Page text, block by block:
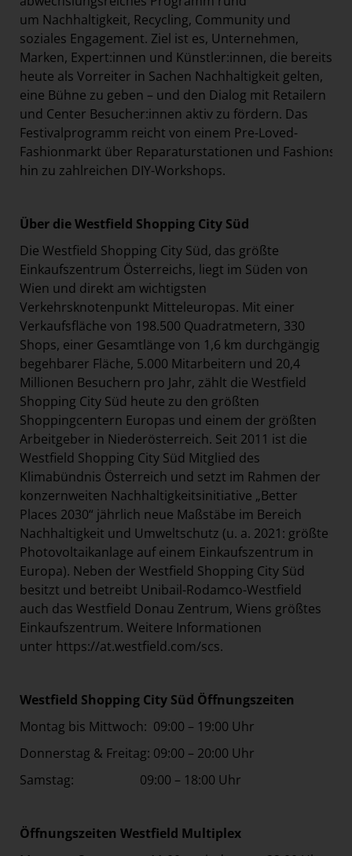
um Nachhaltigkeit, Recycling, Community und
soziales Engagement. Ziel ist es, Unternehmen,
Marken, Expert:innen und Künstler:innen, die bereits
heute als Vorreiter in Sachen Nachhaltigkeit gelten,
eine Bühne zu geben – und den Dialog mit Retailern
und Center Besucher:innen aktiv zu fördern. Das
Festivalprogramm reicht von einem Pre-Loved-
Fashionmarkt über Reparaturstationen und
hin zu zahlreichen DIY-Workshops.
Über die Westfield Shopping City Süd
Die Westfield Shopping City Süd, das größte
Einkaufszentrum Österreichs, liegt im Süden von
Wien und direkt am wichtigsten
Verkehrsknotenpunkt Mitteleuropas. Mit einer
Verkaufsfläche von 198.500 Quadratmetern, 330
Shops, einer Gesamtlänge von 1,6 km durchgängig
begehbarer Fläche, 5.000 Mitarbeitern und 20,4
Millionen Besuchern pro Jahr, zählt die Westfield
Shopping City Süd heute zu den größten
Shoppingcentern Europas und einem der größten
Arbeitgeber in Niederösterreich. Seit 2011 ist die
Westfield Shopping City Süd Mitglied des
Klimabündnis Österreich und setzt im Rahmen der
konzernweiten Nachhaltigkeitsinitiative „Better
Places 2030“ jährlich neue Maßstäbe im Bereich
Nachhaltigkeit und Umweltschutz (u. a. 2021: größte
Photovoltaikanlage auf einem Einkaufszentrum in
Europa). Neben der Westfield Shopping City Süd
besitzt und betreibt Unibail-Rodamco-Westfield
auch das Westfield Donau Zentrum, Wiens größtes
Einkaufszentrum. Weitere Informationen
unter https://at.westfield.com/scs.
Westfield Shopping City Süd Öffnungszeiten
Montag bis Mittwoch: 09:00 – 19:00 Uhr
Donnerstag & Freitag: 09:00 – 20:00 Uhr
Samstag: 09:00 – 18:00 Uhr
Öffnungszeiten Westfield Multiplex